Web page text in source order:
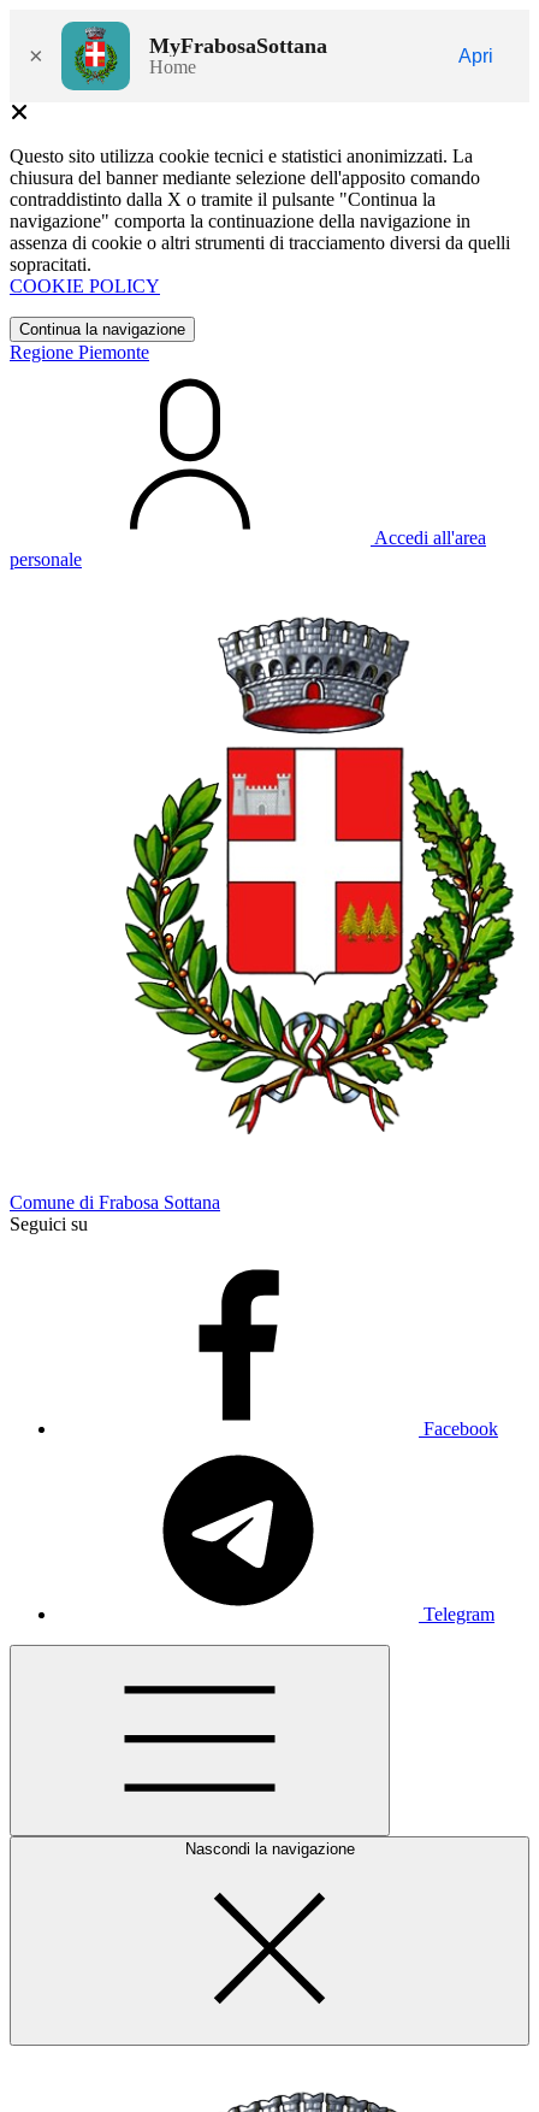
× MyFrabosaSottana
Home
Apri
Questo sito utilizza cookie tecnici e statistici anonimizzati. La
chiusura del banner mediante selezione dell'apposito comando
contraddistinto dalla X o tramite il pulsante "Continua la
navigazione" comporta la continuazione della navigazione in
assenza di cookie o altri strumenti di tracciamento diversi da quelli
sopracitati.
COOKIE POLICY
Continua la navigazione
Regione Piemonte
Accedi all'area
personale
Comune di Frabosa Sottana
Seguici su
Facebook
Telegram
Nascondi la navigazione